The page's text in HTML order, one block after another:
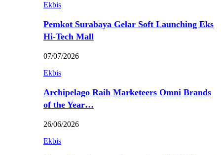
Ekbis
Pemkot Surabaya Gelar Soft Launching Eks
Hi-Tech Mall
07/07/2026
Ekbis
Archipelago Raih Marketeers Omni Brands
of the Year…
26/06/2026
Ekbis